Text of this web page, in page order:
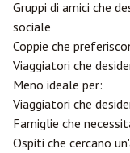
Gruppi di amici che
sociale
Coppie che
Viaggiatori che
Meno ideale per:
Viaggiatori che
Famiglie che
Ospiti che cercano